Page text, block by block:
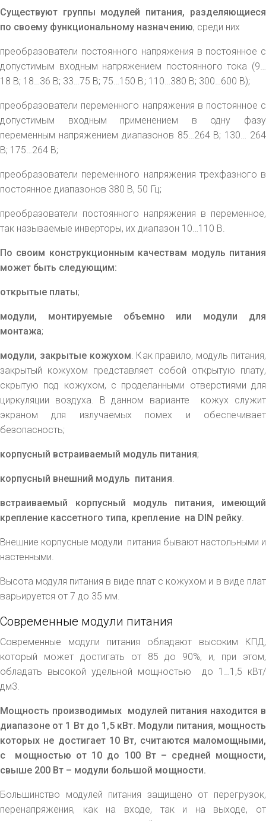
Существуют группы модулей питания, разделяющиеся
по своему функциональному назначению, среди них
преобразователи постоянного напряжения в постоянное с
допустимым входным напряжением постоянного тока (9…
18 В; 18…36 В; 33…75 В; 75…150 В; 110…380 В; 300…600 В);
преобразователи переменного напряжения в постоянное с
допустимым входным применением в одну фазу
переменным напряжением диапазонов 85…264 В; 130… 264
В; 175…264 В;
преобразователи переменного напряжения трехфазного в
постоянное диапазонов 380 В, 50 Гц;
преобразователи постоянного напряжения в переменное,
так называемые инверторы, их диапазон 10…110 В.
По своим конструкционным качествам модуль питания
может быть следующим:
открытые платы;
модули, монтируемые объемно или модули для
монтажа;
модули, закрытые кожухом . Как правило, модуль питания,
закрытый кожухом представляет собой открытую плату,
скрытую под кожухом, с проделанными отверстиями для
циркуляции воздуха. В данном варианте кожух служит
экраном для излучаемых помех и обеспечивает
безопасность;
корпусный встраиваемый модуль питания;
корпусный внешний модуль питания
встраиваемый корпусный модуль питания, имеющий
крепление кассетного типа, крепление на DIN рейку.
Внешние корпусные модули питания бывают настольными и
настенными.
Высота модуля питания в виде плат с кожухом и в виде плат
варьируется от 7 до 35 мм.
Современные модули питания
Современные модули питания обладают высоким КПД,
который может достигать от 85 до 90%, и, при этом,
обладать высокой удельной мощностью до 1…1,5 кВт/
дм3.
Мощность производимых модулей питания находится в
диапазоне от 1 Вт до 1,5 кВт. Модули питания, мощность
которых не достигает 10 Вт, считаются маломощными,
с мощностью от 10 до 100 Вт – средней мощности,
свыше 200 Вт – модули большой мощности.
Большинство модулей питания защищено от перегрузок,
перенапряжения, как на входе, так и на выходе, от